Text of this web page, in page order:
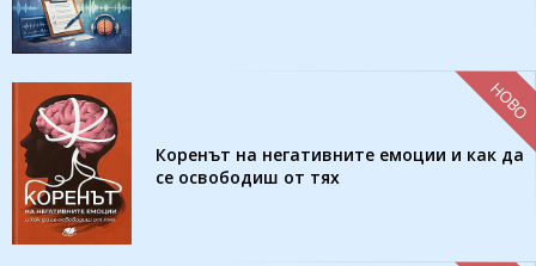
Коренът на негативните емоции и как да
се освободиш от тях
НОВО